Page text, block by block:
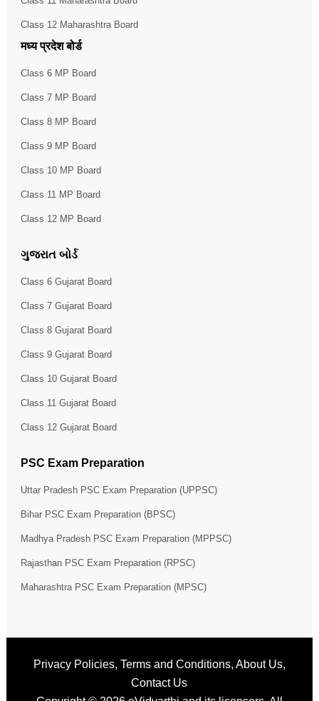
Class 12 Maharashtra Board
मध्य प्रदेश बोर्ड
Class 6 MP Board
Class 7 MP Board
Class 8 MP Board
Class 9 MP Board
Class 10 MP Board
Class 11 MP Board
Class 12 MP Board
ગુજરાત બોર્ડ
Class 6 Gujarat Board
Class 7 Gujarat Board
Class 8 Gujarat Board
Class 9 Gujarat Board
Class 10 Gujarat Board
Class 11 Gujarat Board
Class 12 Gujarat Board
PSC Exam Preparation
Uttar Pradesh PSC Exam Preparation (UPPSC)
Bihar PSC Exam Preparation (BPSC)
Madhya Pradesh PSC Exam Preparation (MPPSC)
Rajasthan PSC Exam Preparation (RPSC)
Maharashtra PSC Exam Preparation (MPSC)
Privacy Policies, Terms and Conditions, About Us,
Contact Us